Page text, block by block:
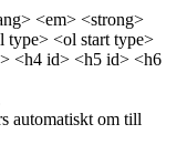
<em> <strong>
type> <ol start type>
<h4 id> <h5 id> <h6
automatiskt om till